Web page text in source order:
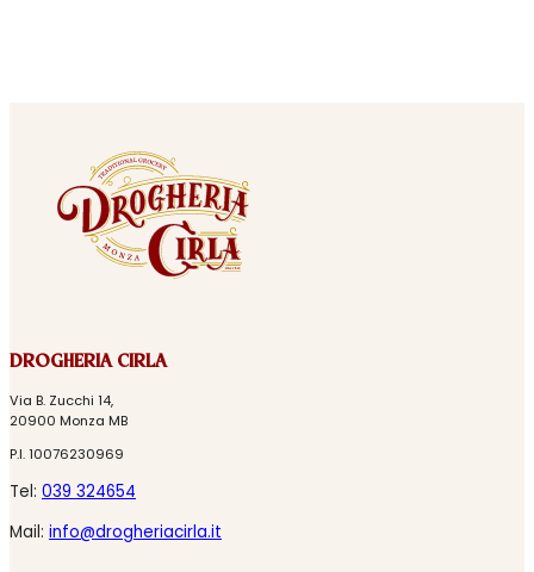
DROGHERIA CIRLA
Via B. Zucchi 14,
20900 Monza MB
P.I. 10076230969
Tel: 039 324654
Mail: info@drogheriacirla.it